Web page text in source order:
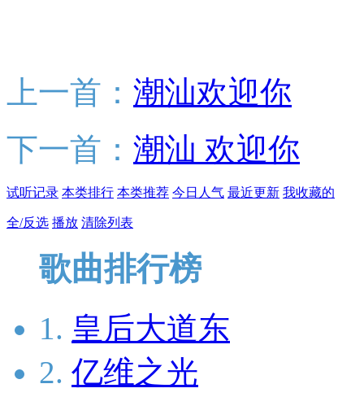
上一首： 潮汕欢迎你
下一首： 潮汕 欢迎你
试听记录 本类排行 本类推荐 今日人气 最近更新 我收藏的
全/反选 播放 清除列表
歌曲排行榜
1. 皇后大道东
2. 亿维之光